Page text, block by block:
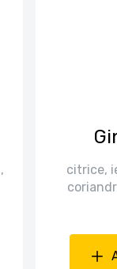
citrice,